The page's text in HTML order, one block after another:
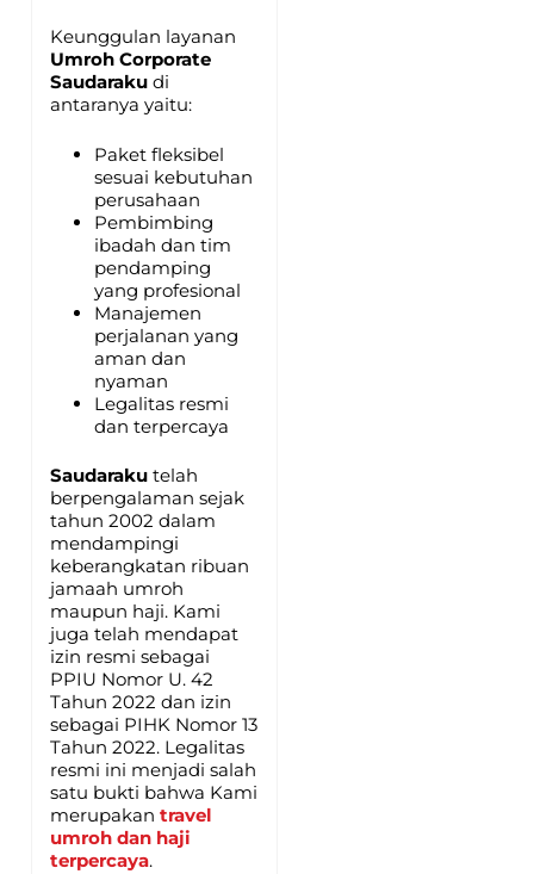
Keunggulan layanan
Umroh Corporate
Saudarakudi
antaranya yaitu:
Paket fleksibel
sesuai kebutuhan
perusahaan
Pembimbing
ibadah dan tim
pendamping
yang profesional
Manajemen
perjalanan yang
aman dan
nyaman
Legalitas resmi
dan terpercaya
Saudarakutelah
berpengalaman sejak
tahun 2002 dalam
mendampingi
keberangkatan ribuan
jamaah umroh
maupun haji. Kami
juga telah mendapat
izin resmi sebagai
PPIU Nomor U. 42
Tahun 2022 dan izin
sebagai PIHK Nomor 13
Tahun 2022. Legalitas
resmi ini menjadi salah
satu bukti bahwa Kami
merupakan travel
umroh dan haji
terpercaya.